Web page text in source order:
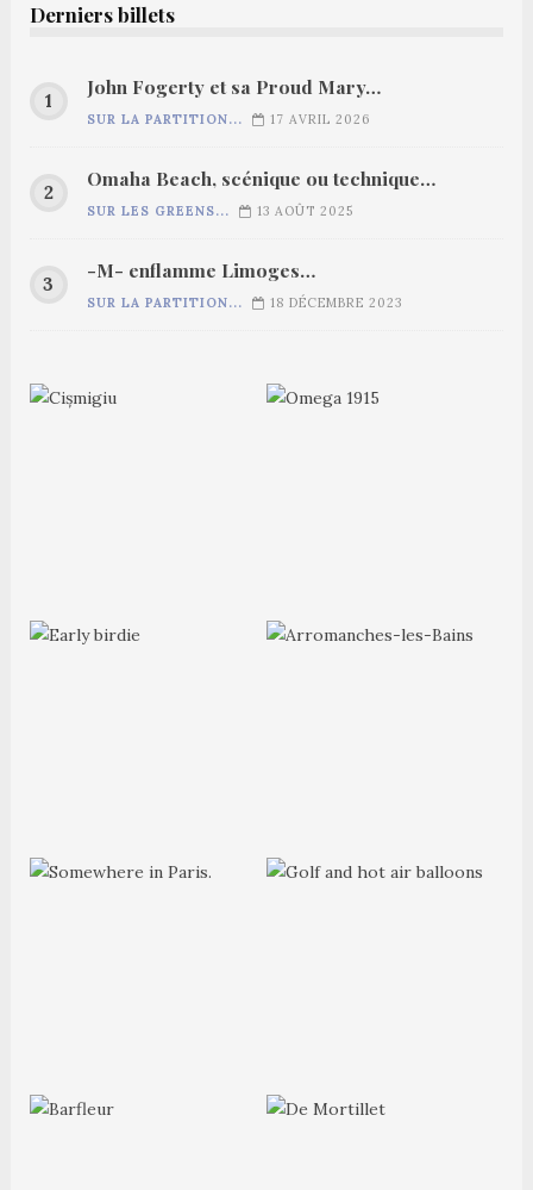
Derniers billets
John Fogerty et sa Proud Mary…
SUR LA PARTITION... 17 AVRIL 2026
Omaha Beach, scénique ou technique…
SUR LES GREENS... 13 AOÛT 2025
-M- enflamme Limoges…
SUR LA PARTITION... 18 DÉCEMBRE 2023